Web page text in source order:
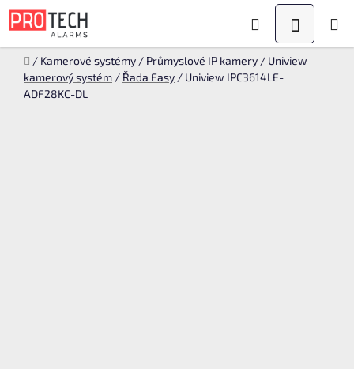
Přejít
na
Hledat
KOŠÍK
Domů
/ Kamerové systémy / Průmyslové IP kamery / Uniview
kamerový systém / Řada Easy / Uniview IPC3614LE-
ADF28KC-DL